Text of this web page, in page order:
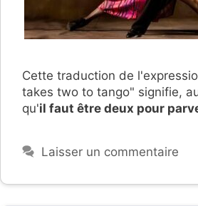
Cette traduction de
takes two to tango" signifie,
qu'il faut être deux pour
Laisser un commentaire